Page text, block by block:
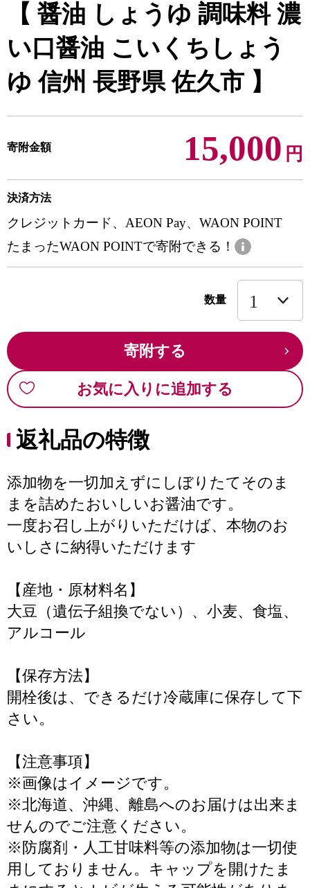
【 醤油 しょうゆ 調味料 濃
い口醤油 こいくちしょう
ゆ 信州 長野県 佐久市 】
寄附金額 15,000 円
決済方法
クレジットカード、AEON Pay、WAON POINT
たまったWAON POINTで寄附できる！
数量
寄附する
お気に入りに追加する
返礼品の特徴
添加物を一切加えずにしぼりたてそのま
まを詰めたおいしいお醤油です。
一度お召し上がりいただけば、本物のお
いしさに納得いただけます
【産地・原材料名】
大豆（遺伝子組換でない）、小麦、食塩、
アルコール
【保存方法】
開栓後は、できるだけ冷蔵庫に保存して下
さい。
【注意事項】
※画像はイメージです。
※北海道、沖縄、離島へのお届けは出来ま
せんのでご注意ください。
※防腐剤・人工甘味料等の添加物は一切使
用しておりません。キャップを開けたま